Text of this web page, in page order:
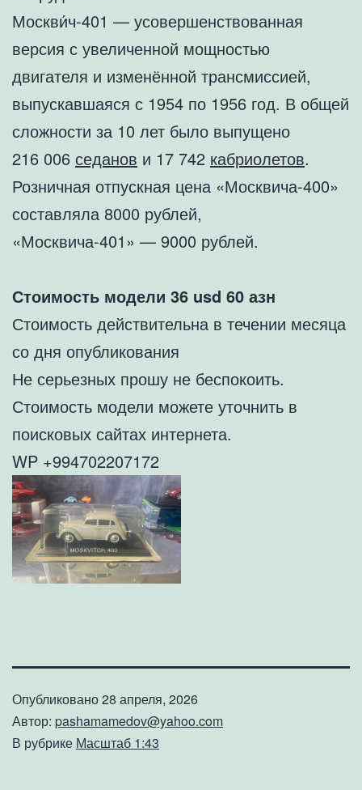
Москви́ч-401 — усовершенствованная
версия с увеличенной мощностью
двигателя и изменённой трансмиссией,
выпускавшаяся с 1954 по 1956 год. В общей
сложности за 10 лет было выпущено
216 006 седанов и 17 742 кабриолетов.
Розничная отпускная цена «Москвича-400»
составляла 8000 рублей,
«Москвича-401» — 9000 рублей.
Стоимость модели 36 usd 60 азн
Стоимость действительна в течении месяца
со дня опубликования
Не серьезных прошу не беспокоить.
Стоимость модели можете уточнить в
поисковых сайтах интернета.
WP +994702207172
Опубликовано28 апреля, 2026
Автор: pashamamedov@yahoo.com
В рубрике Масштаб 1:43